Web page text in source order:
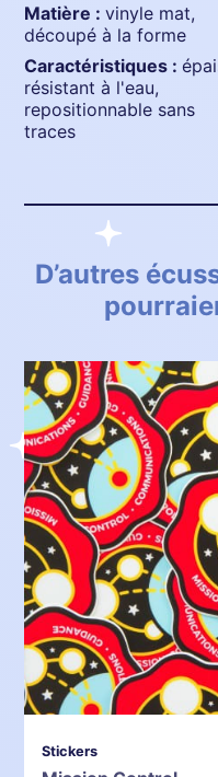
matière :vinyle mat,
découpé à la forme
caractéristiques :
résistant à l'eau,
repositionnable sans
traces
D’autres
Stickers